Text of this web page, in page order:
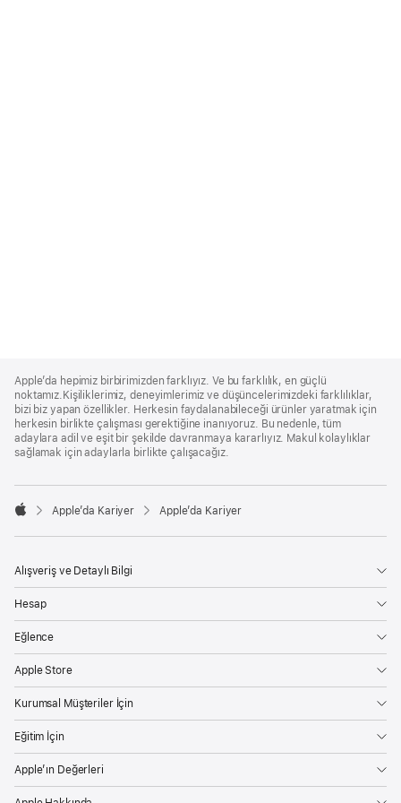
Footer
Apple’da hepimiz birbirimizden farklıyız. Ve bu farklılık, en güçlü
noktamız.Kişiliklerimiz, deneyimlerimiz ve düşüncelerimizdeki farklılıklar,
bizi biz yapan özellikler. Herkesin faydalanabileceği ürünler yaratmak için
herkesin birlikte çalışması gerektiğine inanıyoruz. Bu nedenle, tüm
adaylara adil ve eşit bir şekilde davranmaya kararlıyız. Makul kolaylıklar
sağlamak için adaylarla birlikte çalışacağız.

Apple’da Kariyer Apple’da Kariyer
Alışveriş ve Detaylı Bilgi
Hesap
Eğlence
Apple Store
Kurumsal Müşteriler İçin
Eğitim İçin
Apple’ın Değerleri